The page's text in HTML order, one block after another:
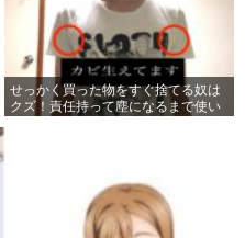
せっかく買った物をすぐ捨てる奴は
クズ！責任持って塵になるまで使い